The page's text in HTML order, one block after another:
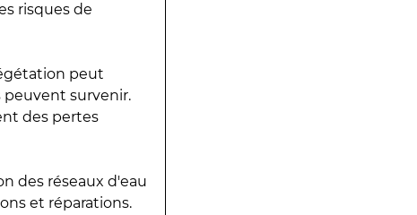
risques de
peut
peuvent survenir.
des pertes
des réseaux d'eau
et réparations.